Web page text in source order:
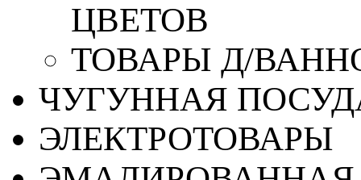
ЦВЕТОВ
ТОВАРЫ Д/
ЧУГУННАЯ
ЭЛЕКТРОТОВАРЫ